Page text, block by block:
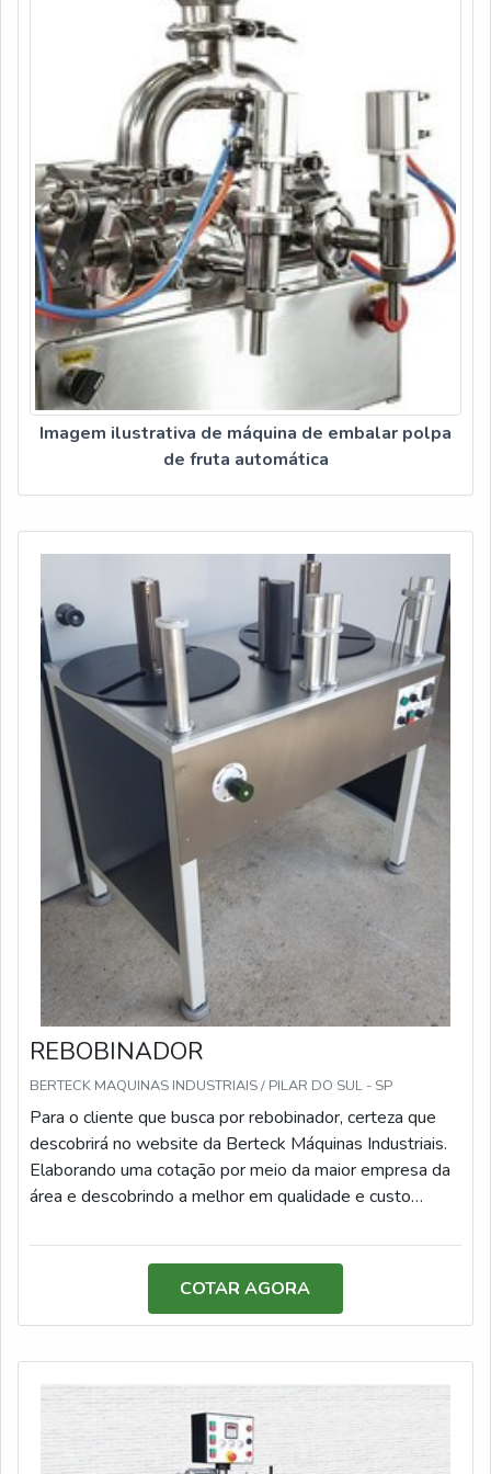
responsável, características possíveis pelo fato de a
empresa ter escritório de alta qualidade onde são realizadas
as atividades e tecnologia de ponta. Tudo isso, unido a um
time de colaboradores proativos e trabalhadores de alta
qualidade, comprova sua essência de trazer o melhor para
todos os clientes.Aproveite a visita para acessar o nosso
site e saber mais sobre a empresa, nossos serviços e
produtos. Se preferir, entre em contato com um dos nossos
consultores e solicite um orçamento!
Imagem ilustrativa de máquina de embalar polpa
de fruta automática
REBOBINADOR
BERTECK MAQUINAS INDUSTRIAIS / PILAR DO SUL - SP
Para o cliente que busca por rebobinador, certeza que
descobrirá no website da Berteck Máquinas Industriais.
Elaborando uma cotação por meio da maior empresa da
área e descobrindo a melhor em qualidade e custo
sempre ser adquirido com empresas especializadas no
qualidade e durabilidade dos materiais, além de evitar
prejuízos com substituições frequentes de peças
desnecessários.ALGUNS DETALHES SOBRE
REBOBINADORQuem está à procura de rebobinadores
em uma empresa altamente qualificada, consegue
encontrar o site da Berteck Máquinas Industriais. Com
COTAR AGORA